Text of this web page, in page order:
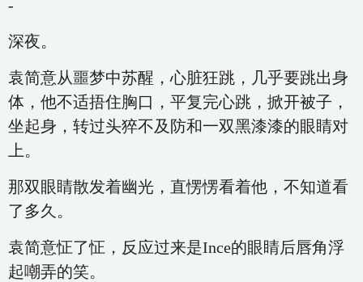
-
深夜。
袁简意从噩梦中苏醒，心脏狂跳，几乎要跳出身
体，他不适捂住胸口，平复完心跳，掀开被子，
坐起身，转过头猝不及防和一双黑漆漆的眼睛对
上。
那双眼睛散发着幽光，直愣愣看着他，不知道看
了多久。
袁简意怔了怔，反应过来是Ince的眼睛后唇角浮
起嘲弄的笑。